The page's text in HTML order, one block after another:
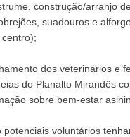
construção/arranjo
suadouros e
dos veterinários e
do Planalto Mirandês
sobre bem-estar
potenciais voluntários